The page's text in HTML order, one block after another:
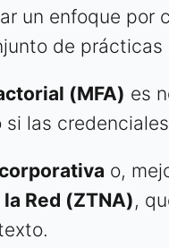
un enfoque por
de prácticas
(MFA) es
las
o,
Red (ZTNA),